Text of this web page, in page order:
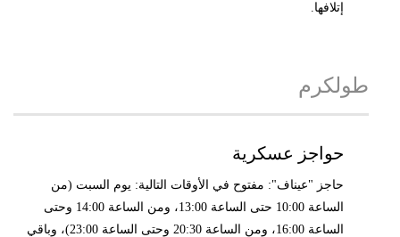
إتلافها.
طولكرم
حواجز عسكرية
حاجز "عيناف": مفتوح في الأوقات التالية: يوم السبت (من
الساعة 10:00 حتى الساعة 13:00، ومن الساعة 14:00 وحتى
الساعة 16:00، ومن الساعة 20:30 وحتى الساعة 23:00)، وباقي